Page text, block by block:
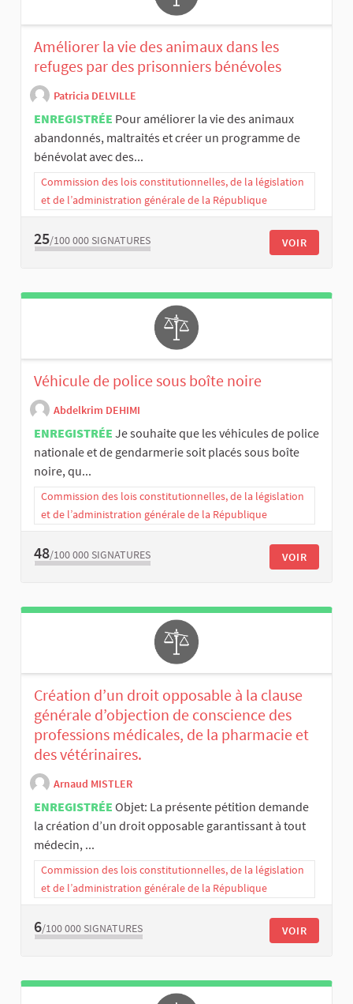
Améliorer la vie des animaux dans les
refuges par des prisonniers bénévoles
Patricia DELVILLE
ENREGISTRÉE Pour améliorer la vie des animaux
abandonnés, maltraités et créer un programme de
bénévolat avec des...
Commission des lois constitutionnelles, de la législation
et de l’administration générale de la République
25/100 000 SIGNATURES VOIR
Véhicule de police sous boîte noire
Abdelkrim DEHIMI
ENREGISTRÉE Je souhaite que les véhicules de police
nationale et de gendarmerie soit placés sous boîte
noire, qu...
Commission des lois constitutionnelles, de la législation
et de l’administration générale de la République
48/100 000 SIGNATURES VOIR
Création d’un droit opposable à la clause
générale d’objection de conscience des
professions médicales, de la pharmacie et
des vétérinaires.
Arnaud MISTLER
ENREGISTRÉE Objet: La présente pétition demande
la création d’un droit opposable garantissant à tout
médecin, ...
Commission des lois constitutionnelles, de la législation
et de l’administration générale de la République
6/100 000 SIGNATURES VOIR